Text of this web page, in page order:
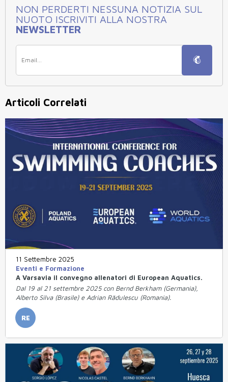
NON PERDERTI NESSUNA NOTIZIA SUL
NUOTO ISCRIVITI ALLA NOSTRA
NEWSLETTER
Articoli Correlati
11 Settembre 2025
Eventi e Formazione
A Varsavia il convegno allenatori di European Aquatics.
Dal 19 al 21 settembre 2025 con Bernd Berkham (Germania),
Alberto Silva (Brasile) e Adrian Rădulescu (Romania).
RE